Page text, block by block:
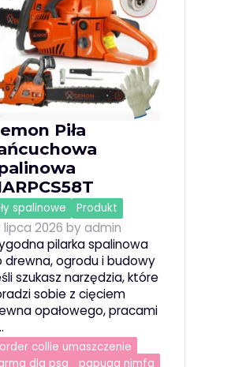
Piła
spalinowe Produkt
lipca 2026 byadmin
pilarka spalinowa
drewna, ogrodu i budowy
szukasz narzędzia, które
sobie z cięciem
opałowego, pracami
collie umaszczenie
dla psa
papuga nimfa